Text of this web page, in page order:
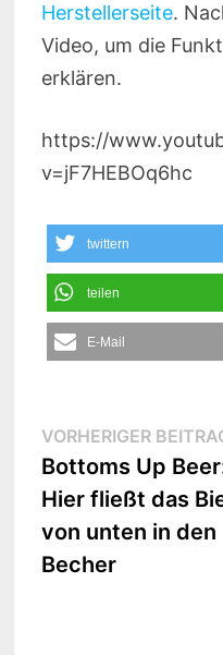
Herstellerseite.
Video, um die
erklären.
https://
v=jF7HEBOq6hc
twittern
teilen
E-Mail
Beitrags-
Navigation
VORHERIGER
Bottoms Up
Hier fließt das
von unten in den
Becher